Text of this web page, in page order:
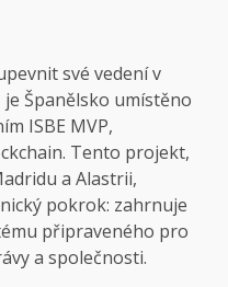
své vedení v
Španělsko umístěno
ISBE MVP,
Tento projekt,
a Alastrii,
pokrok: zahrnuje
připraveného pro
a společnosti.